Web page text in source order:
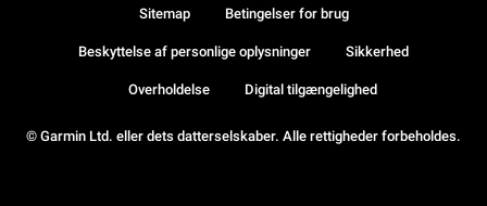
© Garmin Ltd. eller dets datterselskaber. Alle rettigheder forbeholdes.
Sitemap Betingelser for brug
Beskyttelse af personlige oplysninger Sikkerhed
Overholdelse Digital tilgængelighed